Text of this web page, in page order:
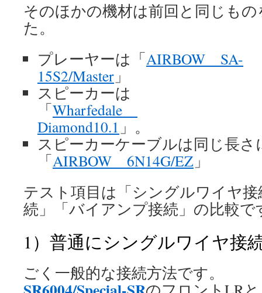
そのほかの機材は前回と同じも
た。
プレーヤーは「AIRBOW SA-
15S2/Master 」
スピーカーは
「Wharfedale
Diamond10.1 」。
スピーカーケーブルは同じ長
「AIRBOW 6N14G/EZ 」
テスト項目は「シングルワイヤ
続」「バイアンプ接続」の比較で
1）普通にシングルワイヤ接
ごく一般的な接続方法です。